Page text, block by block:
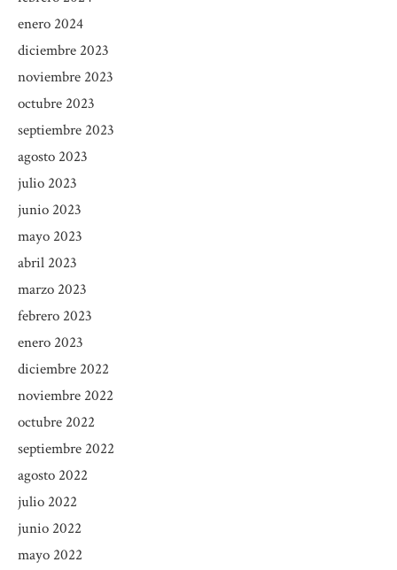
enero 2024
diciembre 2023
noviembre 2023
octubre 2023
septiembre 2023
agosto 2023
julio 2023
junio 2023
mayo 2023
abril 2023
marzo 2023
febrero 2023
enero 2023
diciembre 2022
noviembre 2022
octubre 2022
septiembre 2022
agosto 2022
julio 2022
junio 2022
mayo 2022